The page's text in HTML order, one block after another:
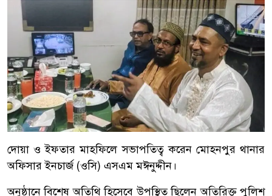
দোয়া ও ইফতার মাহফিলে সভাপতিত্ব করেন মোহনপুর থানার
অফিসার ইনচার্জ (ওসি) এসএম মঈনুদ্দীন।
অনুষ্ঠানে বিশেষ অতিথি হিসেবে উপস্থিত ছিলেন অতিরিক্ত পুলিশ